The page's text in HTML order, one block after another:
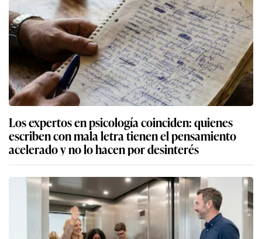
Los expertos en psicología coinciden: quienes
escriben con mala letra tienen el pensamiento
acelerado y no lo hacen por desinterés